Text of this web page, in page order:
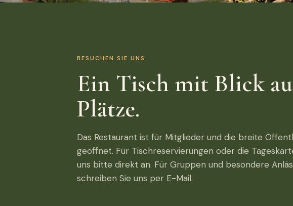
BESUCHEN SIE UNS
Ein Tisch mit Blick
Plätze.
Das Restaurant ist für Mitglieder und die breite
geöffnet. Für Tischreservierungen oder die
uns bitte direkt an. Für Gruppen und besondere
schreiben Sie uns per E-Mail.